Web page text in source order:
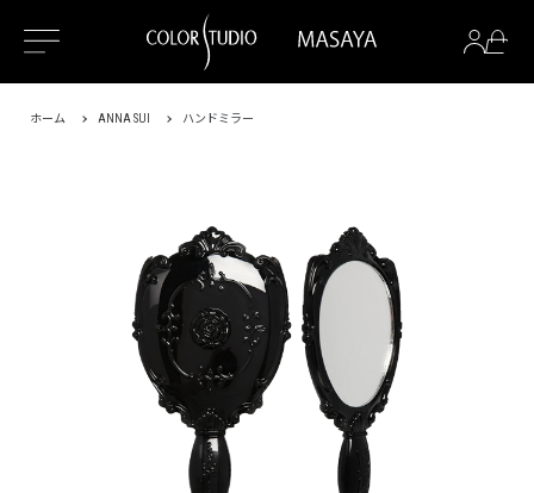
ホーム ANNA SUI ハンドミラー